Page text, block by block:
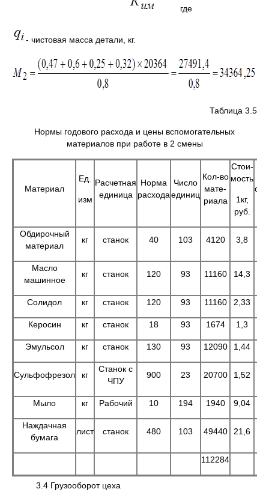
где
- чистовая масса детали, кг.
Таблица 3.5
Нормы годового расхода и цены вспомогательных
материалов при работе в 2 смены
Материал
Ед.
изм
Расчетная
единица
Норма
расхода
Число
единиц
Кол-во
мате-
риала
Стои-
мость
1кг,
руб.
Обдирочный
материал
кг станок 40 103 4120 3,8
Масло
машинное
кг станок 120 93 11160 14,3
Солидол кг станок 120 93 11160 2,33
Керосин кг станок 18 93 1674 1,3
Эмульсол кг станок 130 93 12090 1,44
Сульфофрезол кг
Станок с
ЧПУ
900 23 20700 1,52
Мыло кг Рабочий 10 194 1940 9,04
Наждачная
бумага
лист станок 480 103 49440 21,6
112284
3.4 Грузооборот цеха